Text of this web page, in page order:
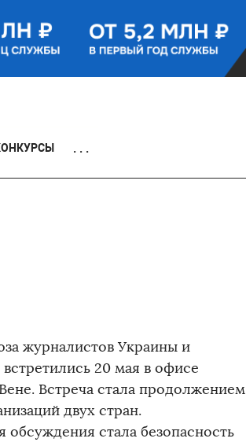
. . .
журналистов Украины и
20 мая в офисе
Встреча стала продолжением
двух стран.
стала безопасность